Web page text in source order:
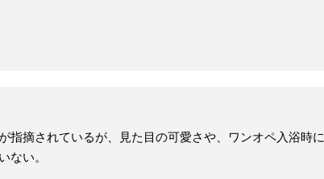
指摘されているが、見た目の可愛さや、ワンオペ入浴時に
ない。